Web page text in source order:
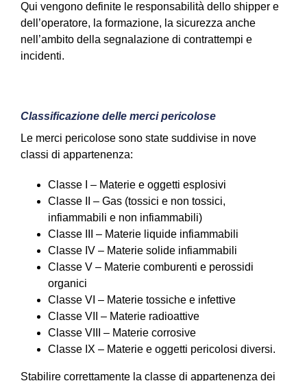
Qui vengono definite le responsabilità dello shipper e
dell’operatore, la formazione, la sicurezza anche
nell’ambito della segnalazione di contrattempi e
incidenti.
Classificazione delle merci pericolose
Le merci pericolose sono state suddivise in nove
classi di appartenenza:
Classe I – Materie e oggetti esplosivi
Classe II – Gas (tossici e non tossici,
infiammabili e non infiammabili)
Classe III – Materie liquide infiammabili
Classe IV – Materie solide infiammabili
Classe V – Materie comburenti e perossidi
organici
Classe VI – Materie tossiche e infettive
Classe VII – Materie radioattive
Classe VIII – Materie corrosive
Classe IX – Materie e oggetti pericolosi diversi.
Stabilire correttamente la classe di appartenenza dei